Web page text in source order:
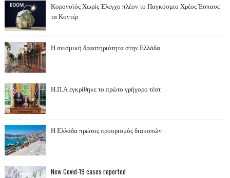
Κορονοϊός Χωρίς Έλεγχο πλέον το Παγκόσμιο Χρέος Έσπασε
τα Κοντέρ
Η σεισμική δραστηριότητα στην Ελλάδα
Η.Π.Α εγκρίθηκε το πρώτο γρήγορο τέστ
Η Ελλάδα πρώτος προορισμός διακοπών
New Covid-19 cases reported